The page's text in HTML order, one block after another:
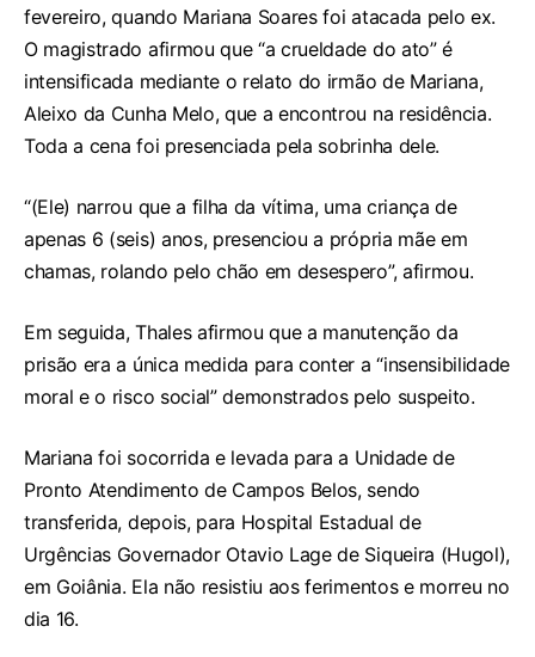
fevereiro, quando Mariana Soares foi atacada pelo ex.
O magistrado afirmou que “a crueldade do ato” é
intensificada mediante o relato do irmão de Mariana,
Aleixo da Cunha Melo, que a encontrou na residência.
Toda a cena foi presenciada pela sobrinha dele.
“(Ele) narrou que a filha da vítima, uma criança de
apenas 6 (seis) anos, presenciou a própria mãe em
chamas, rolando pelo chão em desespero”, afirmou.
Em seguida, Thales afirmou que a manutenção da
prisão era a única medida para conter a “insensibilidade
moral e o risco social” demonstrados pelo suspeito.
Mariana foi socorrida e levada para a Unidade de
Pronto Atendimento de Campos Belos, sendo
transferida, depois, para Hospital Estadual de
Urgências Governador Otavio Lage de Siqueira (Hugol),
em Goiânia. Ela não resistiu aos ferimentos e morreu no
dia 16.